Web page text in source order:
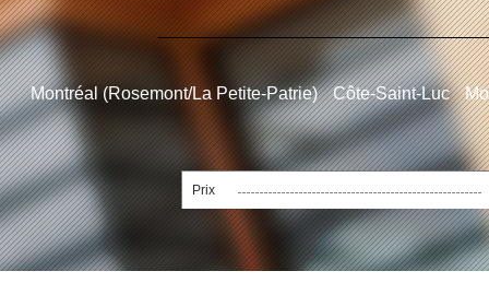
Montréal (Rosemont/La Petite-Patrie) Côte-Saint-Luc
Prix